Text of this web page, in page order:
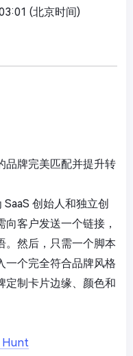
(北京时间)
品牌完美匹配并提升转
创始人和独立创
客户发送一个链接，
。然后，只需一个脚本
一个完全符合品牌风格
定制卡片边缘、颜色和
Hunt